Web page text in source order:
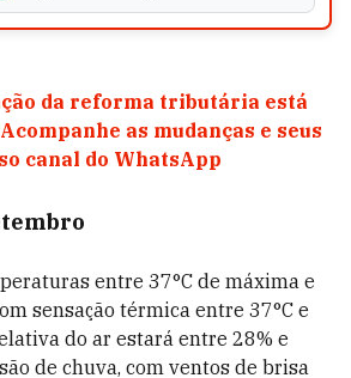
da reforma tributária está
as mudanças e seus
canal do WhatsApp
entre 37°C de máxima e
sensação térmica entre 37°C e
do ar estará entre 28% e
de chuva, com ventos de brisa